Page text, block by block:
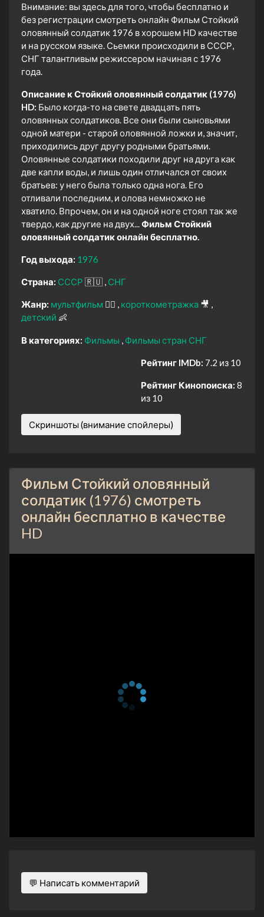
Внимание: вы здесь для того, чтобы бесплатно и
без регистрации смотреть онлайн Фильм Стойкий
оловянный солдатик 1976 в хорошем HD качестве
и на русском языке. Сьемки происходили в СССР,
СНГ талантливым режиссером начиная с 1976
года.
Описание к Стойкий оловянный солдатик (1976)
HD: Было когда-то на свете двадцать пять
оловянных солдатиков. Все они были сыновьями
одной матери - старой оловянной ложки и, значит,
приходились друг другу родными братьями.
Оловянные солдатики походили друг на друга как
две капли воды, и лишь один отличался от своих
братьев: у него была только одна нога. Его
отливали последним, и олова немножко не
хватило. Впрочем, он и на одной ноге стоял так же
твердо, как другие на двух...Фильм Стойкий
оловянный солдатик онлайн бесплатно.
Год выхода: 1976
Страна: СССР 🇷🇺 СНГ
Жанр: мультфильм 🧚‍♀️ короткометражка 🎥
детский 👶
В категориях: Фильмы Фильмы стран СНГ
Рейтинг IMDb: 7.2 из 10
Рейтинг Кинопоиска: 8
из 10
Скриншоты (внимание спойлеры)
Фильм Стойкий оловянный
солдатик (1976) смотреть
онлайн бесплатно в качестве
HD
💬 Написать комментарий